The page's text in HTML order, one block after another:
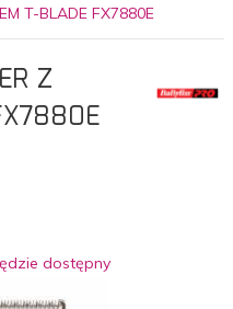
T-BLADE FX7880E
Z
dostępny